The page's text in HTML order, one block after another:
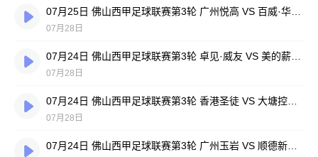
07月28日
07月28日
07月28日